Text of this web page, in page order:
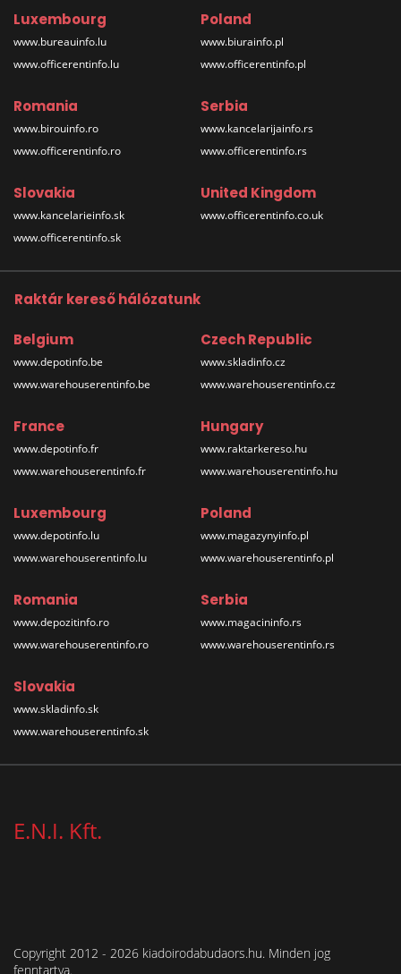
Luxembourg
www.bureauinfo.lu
www.officerentinfo.lu
Poland
www.biurainfo.pl
www.officerentinfo.pl
Romania
www.birouinfo.ro
www.officerentinfo.ro
Serbia
www.kancelarijainfo.rs
www.officerentinfo.rs
Slovakia
www.kancelarieinfo.sk
www.officerentinfo.sk
United Kingdom
www.officerentinfo.co.uk
Raktár kereső hálózatunk
Belgium
www.depotinfo.be
www.warehouserentinfo.be
Czech Republic
www.skladinfo.cz
www.warehouserentinfo.cz
France
www.depotinfo.fr
www.warehouserentinfo.fr
Hungary
www.raktarkereso.hu
www.warehouserentinfo.hu
Luxembourg
www.depotinfo.lu
www.warehouserentinfo.lu
Poland
www.magazynyinfo.pl
www.warehouserentinfo.pl
Romania
www.depozitinfo.ro
www.warehouserentinfo.ro
Serbia
www.magacininfo.rs
www.warehouserentinfo.rs
Slovakia
www.skladinfo.sk
www.warehouserentinfo.sk
E.N.I. Kft.
Copyright 2012 - 2026 kiadoirodabudaors.hu. Minden jog
fenntartva.